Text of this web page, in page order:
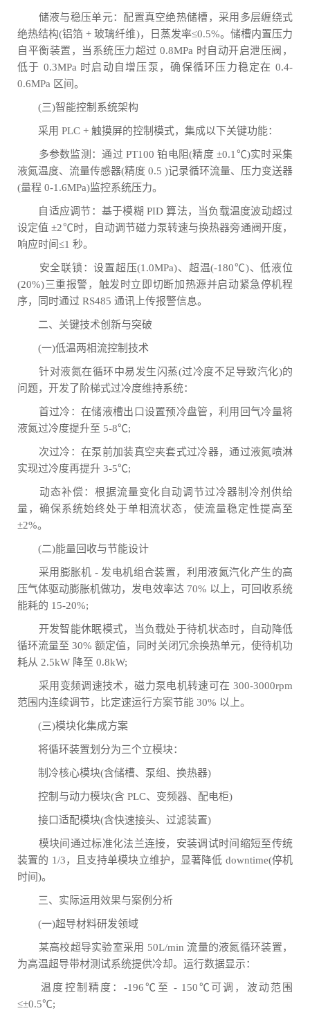
储液与稳压单元：配置真空绝热储槽，采用多层缠绕式
绝热结构(铝箔 + 玻璃纤维)，日蒸发率≤0.5%。储槽内置压力
自平衡装置，当系统压力超过 0.8MPa 时自动开启泄压阀，
低于 0.3MPa 时启动自增压泵，确保循环压力稳定在 0.4-
0.6MPa 区间。
(三)智能控制系统架构
采用 PLC + 触摸屏的控制模式，集成以下关键功能：
多参数监测：通过 PT100 铂电阻(精度 ±0.1℃)实时采集
液氮温度、流量传感器(精度 0.5 )记录循环流量、压力变送器
(量程 0-1.6MPa)监控系统压力。
自适应调节：基于模糊 PID 算法，当负载温度波动超过
设定值 ±2℃时，自动调节磁力泵转速与换热器旁通阀开度，
响应时间≤1 秒。
安全联锁：设置超压(1.0MPa)、超温(-180℃)、低液位
(20%)三重报警，触发时立即切断加热源并启动紧急停机程
序，同时通过 RS485 通讯上传报警信息。
二、关键技术创新与突破
(一)低温两相流控制技术
针对液氮在循环中易发生闪蒸(过冷度不足导致汽化)的
问题，开发了阶梯式过冷度维持系统：
首过冷：在储液槽出口设置预冷盘管，利用回气冷量将
液氮过冷度提升至 5-8℃;
次过冷：在泵前加装真空夹套式过冷器，通过液氮喷淋
实现过冷度再提升 3-5℃;
动态补偿：根据流量变化自动调节过冷器制冷剂供给
量，确保系统始终处于单相流状态，使流量稳定性提高至
±2%。
(二)能量回收与节能设计
采用膨胀机 - 发电机组合装置，利用液氮汽化产生的高
压气体驱动膨胀机做功，发电效率达 70% 以上，可回收系统
能耗的 15-20%;
开发智能休眠模式，当负载处于待机状态时，自动降低
循环流量至 30% 额定值，同时关闭冗余换热单元，使待机功
耗从 2.5kW 降至 0.8kW;
采用变频调速技术，磁力泵电机转速可在 300-3000rpm
范围内连续调节，比定速运行方案节能 30% 以上。
(三)模块化集成方案
将循环装置划分为三个立模块：
制冷核心模块(含储槽、泵组、换热器)
控制与动力模块(含 PLC、变频器、配电柜)
接口适配模块(含快速接头、过滤装置)
模块间通过标准化法兰连接，安装调试时间缩短至传统
装置的 1/3，且支持单模块立维护，显著降低 downtime(停机
时间)。
三、实际运用效果与案例分析
(一)超导材料研发领域
某高校超导实验室采用 50L/min 流量的液氮循环装置，
为高温超导带材测试系统提供冷却。运行数据显示：
温度控制精度：-196℃至 - 150℃可调，波动范围
≤±0.5℃;